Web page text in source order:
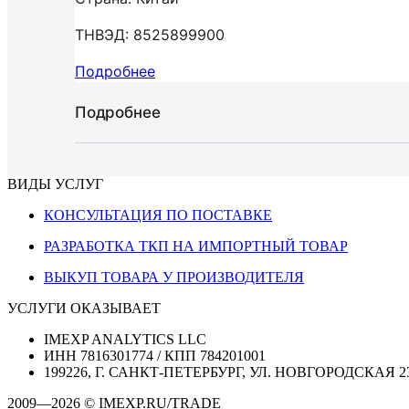
ТНВЭД: 8525899900
Подробнее
Подробнее
ВИДЫ УСЛУГ
КОНСУЛЬТАЦИЯ ПО ПОСТАВКЕ
РАЗРАБОТКА ТКП НА ИМПОРТНЫЙ ТОВАР
ВЫКУП ТОВАРА У ПРОИЗВОДИТЕЛЯ
УСЛУГИ ОКАЗЫВАЕТ
IMEXP ANALYTICS LLC
ИНН 7816301774 / КПП 784201001
199226, Г. САНКТ-ПЕТЕРБУРГ, УЛ. НОВГОРОДСКАЯ
2009—2026 © IMEXP.RU/TRADE